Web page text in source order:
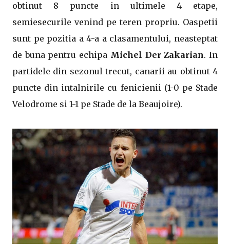
obtinut 8 puncte in ultimele 4 etape,
semiesecurile venind pe teren propriu. Oaspetii
sunt pe pozitia a 4-a a clasamentului, neasteptat
de buna pentru echipa Michel Der Zakarian. In
partidele din sezonul trecut, canarii au obtinut 4
puncte din intalnirile cu fenicienii (1-0 pe Stade
Velodrome si 1-1 pe Stade de la Beaujoire).